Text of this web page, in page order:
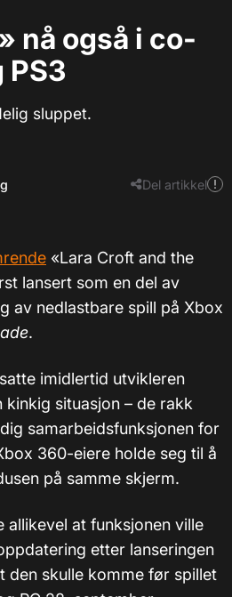
nå også i co-
PS3
sluppet.
Del artikkel
«Lara Croft and the
lansert som en del av
av nedlastbare spill på Xbox
.
imidlertid utvikleren
kinkig situasjon – de rakk
samarbeidsfunksjonen for
360-eiere holde seg til å
på samme skjerm.
allikevel at funksjonen ville
etter lanseringen
den skulle komme før spillet